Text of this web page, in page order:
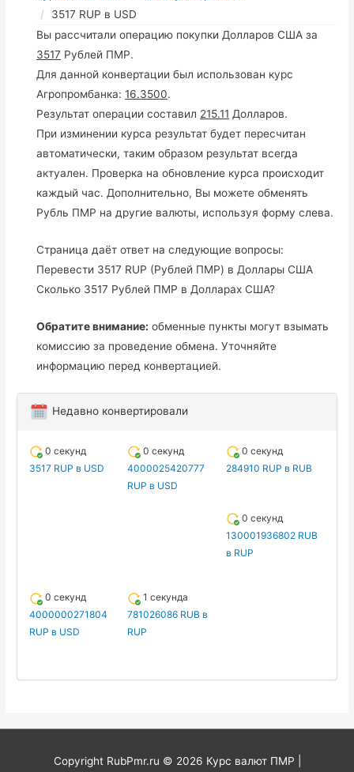
3517 RUP в USD
Вы рассчитали операцию покупки Долларов США за
3517 Рублей ПМР.
Для данной конвертации был использован курс
Агропромбанка:16.3500.
Результат операции составил 215.11 Долларов.
При изминении курса результат будет пересчитан
автоматически, таким образом результат всегда
актуален. Проверка на обновление курса происходит
каждый час. Дополнительно, Вы можете обменять
Рубль ПМР на другие валюты, используя форму слева.
Страница даёт ответ на следующие вопросы:
Перевести 3517 RUP (Рублей ПМР) в Доллары США
Сколько 3517 Рублей ПМР в Долларах США?
Обратите внимание: обменные пункты могут взымать
комиссию за проведение обмена. Уточняйте
информацию перед конвертацией.
Недавно конвертировали
0 секунд
3517 RUP в USD
0 секунд
4000025420777
RUP в USD
0 секунд
284910 RUP в RUB
0 секунд
130001936802 RUB
в RUP
0 секунд
4000000271804
RUP в USD
1 секунда
781026086 RUB в
RUP
Copyright RubPmr.ru © 2026 Курс валют ПМР